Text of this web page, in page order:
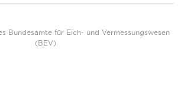
Bundesamte für Eich- und Vermessungswesen
(BEV)